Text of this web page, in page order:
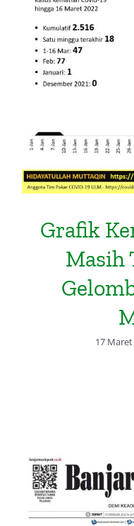
Grafik
Terjadi
Grafik
Masih
17 Maret